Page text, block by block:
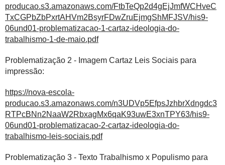
producao.s3.amazonaws.com/FtbTeQp2d4gEjJmfWCHveC
TxCGPbZbPxrtAHVm2BsyrFDwZruEjmgShMFJSV/his9-
06und01-problematizacao-1-cartaz-ideologia-do-
trabalhismo-1-de-maio.pdf
Problematização 2 - Imagem Cartaz Leis Sociais para
impressão:
https://nova-escola-
producao.s3.amazonaws.com/n3UDVp5EfpsJzhbrXdngdc3
RTPcBNn2NaaW2RbxagMx6qaK93uwE3xnTPY63/his9-
06und01-problematizacao-2-cartaz-ideologia-do-
trabalhismo-leis-sociais.pdf
Problematização 3 - Texto Trabalhismo x Populismo para